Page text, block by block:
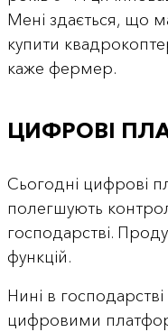
Мені здається, що
купити
каже фермер.
ЦИФРОВІ
Сьогодні цифрові
полегшують
господарстві.
функцій.
Нині в
цифровими